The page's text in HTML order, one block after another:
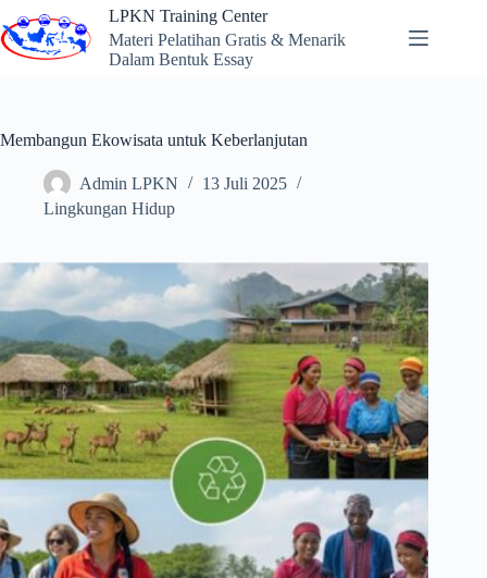
to
content
LPKN Training Center
Materi Pelatihan Gratis & Menarik
Dalam Bentuk Essay
Membangun Ekowisata untuk Keberlanjutan
Admin LPKN
13 Juli 2025
Lingkungan Hidup